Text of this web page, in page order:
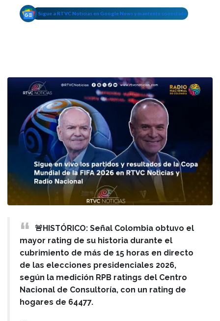
Sigue a RTVC Noticias en Google News y mantente conectado
🚨HISTÓRICO: Señal Colombia obtuvo el
mayor rating de su historia durante el
cubrimiento de más de 15 horas en directo
de las elecciones presidenciales 2026,
según la medición RPB ratings del Centro
Nacional de Consultoría, con un rating de
hogares de 64477.